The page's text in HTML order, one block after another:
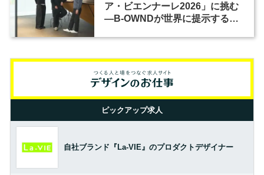
ア・ビエンナーレ2026」に挑む
―B-OWNDが世界に提示する美
ピックアップ求人
自社ブランド『La-VIE』のプロダクトデザイナー